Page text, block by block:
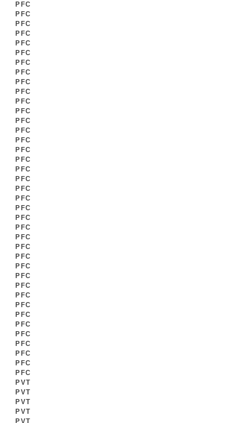
PFC
PFC
PFC
PFC
PFC
PFC
PFC
PFC
PFC
PFC
PFC
PFC
PFC
PFC
PFC
PFC
PFC
PFC
PFC
PFC
PFC
PFC
PFC
PFC
PFC
PFC
PFC
PFC
PFC
PFC
PFC
PFC
PFC
PFC
PFC
PFC
PFC
PFC
PFC
PVT
PVT
PVT
PVT
PVT